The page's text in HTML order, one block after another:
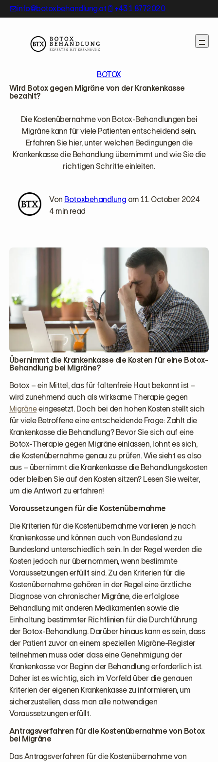
Skip
to
info@botoxbehandlung.at +43 1 8772020
BOTOX
Wird Botox gegen Migräne von der Krankenkasse
bezahlt?
Die Kostenübernahme von Botox-Behandlungen bei
Migräne kann für viele Patienten entscheidend sein.
Erfahren Sie hier, unter welchen Bedingungen die
Krankenkasse die Behandlung übernimmt und wie Sie die
richtigen Schritte einleiten.
Von Botoxbehandlung am 11. October 2024
4 min read
Übernimmt die Krankenkasse die Kosten für eine Botox-
Behandlung bei Migräne?
Botox – ein Mittel, das für faltenfreie Haut bekannt ist –
wird zunehmend auch als wirksame Therapie gegen
Migräneeingesetzt. Doch bei den hohen Kosten stellt sich
für viele Betroffene eine entscheidende Frage: Zahlt die
Krankenkasse die Behandlung? Bevor Sie sich auf eine
Botox-Therapie gegen Migräne einlassen, lohnt es sich,
die Kostenübernahme genau zu prüfen. Wie sieht es also
aus – übernimmt die Krankenkasse die Behandlungskosten
oder bleiben Sie auf den Kosten sitzen? Lesen Sie weiter,
um die Antwort zu erfahren!
Voraussetzungen für die Kostenübernahme
Die Kriterien für die Kostenübernahme variieren je nach
Krankenkasse und können auch von Bundesland zu
Bundesland unterschiedlich sein. In der Regel werden die
Kosten jedoch nur übernommen, wenn bestimmte
Voraussetzungen erfüllt sind. Zu den Kriterien für die
Kostenübernahme gehören in der Regel eine ärztliche
Diagnose von chronischer Migräne, die erfolglose
Behandlung mit anderen Medikamenten sowie die
Einhaltung bestimmter Richtlinien für die Durchführung
der Botox-Behandlung. Darüber hinaus kann es sein, dass
der Patient zuvor an einem speziellen Migräne-Register
teilnehmen muss oder dass eine Genehmigung der
Krankenkasse vor Beginn der Behandlung erforderlich ist.
Daher ist es wichtig, sich im Vorfeld über die genauen
Kriterien der eigenen Krankenkasse zu informieren, um
sicherzustellen, dass man alle notwendigen
Voraussetzungen erfüllt.
Antragsverfahren für die Kostenübernahme von Botox
bei Migräne
Das Antragsverfahren für die Kostenübernahme von